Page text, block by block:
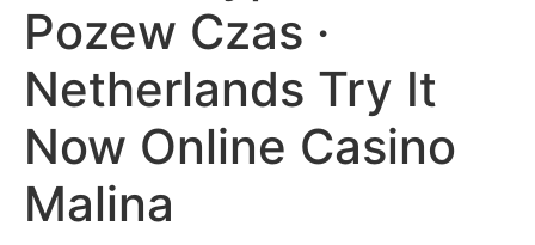
Pozew Czas ·
Netherlands Try It
Now Online Casino
Malina